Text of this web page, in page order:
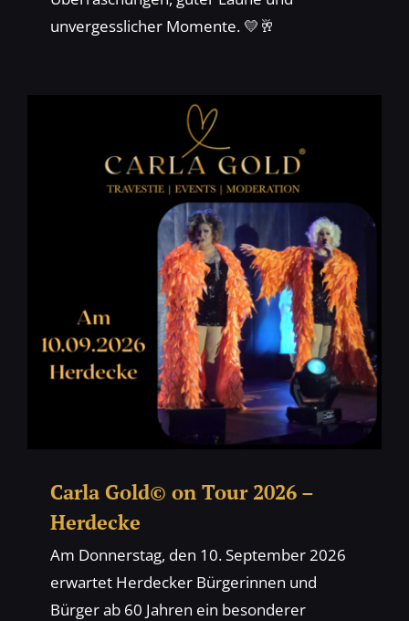
unvergesslicher Momente. 💛🥂
Carla Gold© on Tour 2026 –
Herdecke
Am Donnerstag, den 10. September 2026
erwartet Herdecker Bürgerinnen und
Bürger ab 60 Jahren ein besonderer